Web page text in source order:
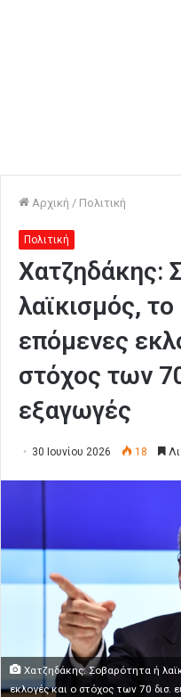
Αρχική / Πολιτική
Πολιτική
Χατζηδάκης:
λαϊκισμός,
επόμενες
στόχος των
εξαγωγές
30 Ιουνίου 2026 18
Χατζηδάκης: Σοβαρότητα ή
εκλογές και ο στόχος των 70 δισ.